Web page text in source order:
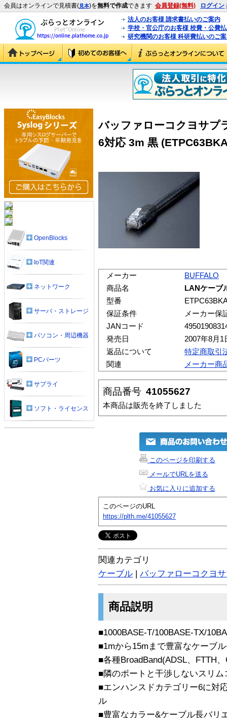
会員はオンラインで見積書(見本)を無料で作成できます 会員登録(無料) ログイン
法人のお客様 請求書払いのご案内
学校・官公庁のお客様 校費・公費
研究機関のお客様 科研費払いのご
バッファローコクヨサプ
6対応 3m 黒
メーカー
BUFFALO
商品名
LANケーブ
型番
保証条件
メーカー保
JANコード
発売日
2007年8月1
返品について
特定商取引
関連
メーカー商
商品番号 41055627
本商品は販売を終了しました
このページを印刷する
メールでURLを送る
お気に入りに追加する
このページのURL
https://plth.me/41055627
関連カテゴリ
ケーブル | バッファローコクヨ
商品説明
■1000BASE-T/100BASE-TX/
■1mから15mまで豊富なケーブ
■各種BroadBand(ADSL、FTTH
■隣のポートと干渉しないスリム
■エンハンスドカテゴリー6に対
ル
■豊富なカラー&ケーブル長バリ
OpenBlocks
IoT関連
ネットワーク
サーバ・ストレージ
パソコン・周辺機器
PCパーツ
サプライ
ソフト・ライセンス